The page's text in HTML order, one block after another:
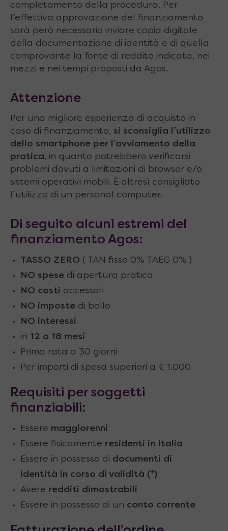
completamento della procedura. Per
l’effettiva approvazione del finanziamento
sarà però necessario inviare copia digitale
della documentazione di identità e di quella
comprovante la fonte di reddito indicata, nei
mezzi e nei tempi proposti da Agos.
Attenzione
Per una migliore esperienza di acquisto in
caso di finanziamento, si sconsiglia l’utilizzo
dello smartphone per l’avviamento della
pratica, in quanto potrebbero verificarsi
problemi dovuti a limitazioni di browser e/o
sistemi operativi mobili. È altresì consigliato
l’utilizzo di un personal computer.
Di seguito alcuni estremi del
finanziamento Agos:
TASSO ZERO ( TAN fisso 0% TAEG 0% )
NO spese di apertura pratica
NO costi accessori
NO imposte di bollo
NO interessi
in 12 o 18 mesi
Prima rata a 30 giorni
Per importi di spesa superiori a € 1.000
Requisiti per soggetti
finanziabili:
Essere maggiorenni
Essere fisicamente residenti in Italia
Essere in possesso di documenti di
identità in corso di validità (*)
Avere redditi dimostrabili
Essere in possesso di un conto corrente